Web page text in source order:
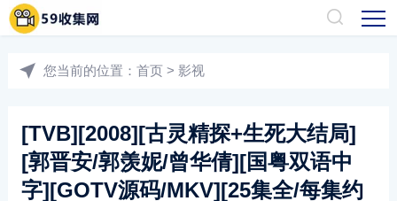
您当前的位置： 首页 > 影视
[TVB][2008][古灵精探+生死大结局]
[郭晋安/郭羡妮/曾华倩][国粤双语中
字][GOTV源码/MKV][25集全/每集约